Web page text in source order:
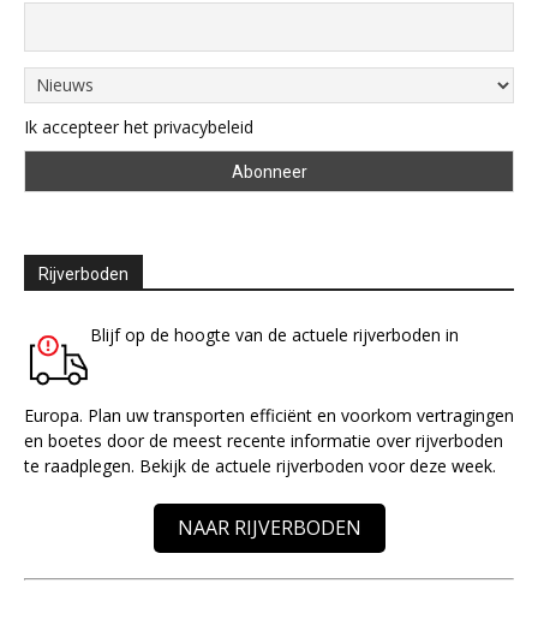
Ik accepteer het privacybeleid
Rijverboden
Blijf op de hoogte van de actuele rijverboden in
Europa. Plan uw transporten efficiënt en voorkom vertragingen
en boetes door de meest recente informatie over rijverboden
te raadplegen. Bekijk de actuele rijverboden voor deze week.
NAAR RIJVERBODEN